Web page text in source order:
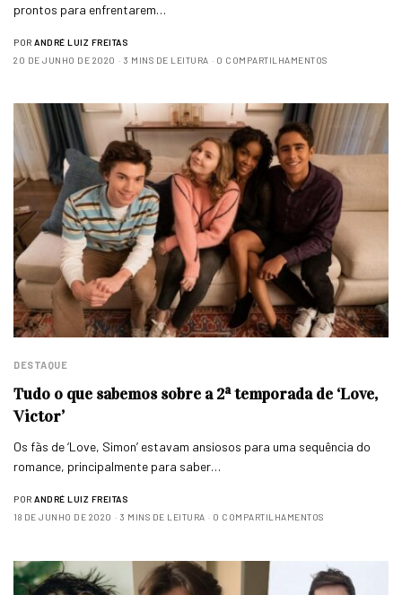
prontos para enfrentarem…
POR ANDRÉ LUIZ FREITAS
20 DE JUNHO DE 2020
3 MINS DE LEITURA 0 COMPARTILHAMENTOS
DESTAQUE
Tudo o que sabemos sobre a 2ª temporada de ‘Love,
Victor’
Os fãs de ‘Love, Simon’ estavam ansiosos para uma sequência do
romance, principalmente para saber…
POR ANDRÉ LUIZ FREITAS
18 DE JUNHO DE 2020
3 MINS DE LEITURA 0 COMPARTILHAMENTOS